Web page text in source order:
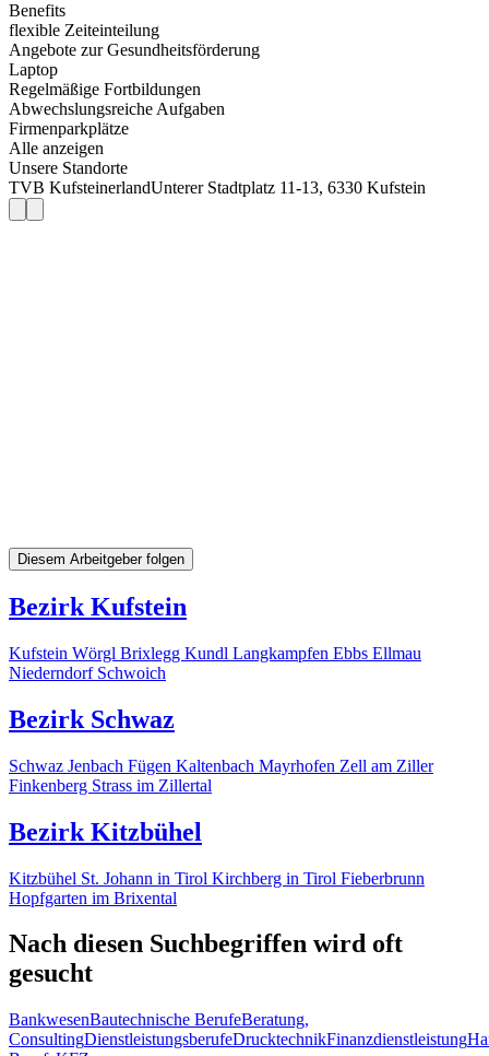
Benefits
flexible Zeiteinteilung
Angebote zur Gesundheitsförderung
Laptop
Regelmäßige Fortbildungen
Abwechslungsreiche Aufgaben
Firmenparkplätze
Alle anzeigen
Unsere Standorte
TVB KufsteinerlandUnterer Stadtplatz 11-13, 6330 Kufstein
Diesem Arbeitgeber folgen
Bezirk Kufstein
Kufstein Wörgl Brixlegg Kundl Langkampfen Ebbs Ellmau
Niederndorf Schwoich
Bezirk Schwaz
Schwaz Jenbach Fügen Kaltenbach Mayrhofen Zell am Ziller
Finkenberg Strass im Zillertal
Bezirk Kitzbühel
Kitzbühel St. Johann in Tirol Kirchberg in Tirol Fieberbrunn
Hopfgarten im Brixental
Nach diesen Suchbegriffen wird oft
gesucht
BankwesenBautechnische BerufeBeratung,
ConsultingDienstleistungsberufeDrucktechnikFinanzdienstleistung